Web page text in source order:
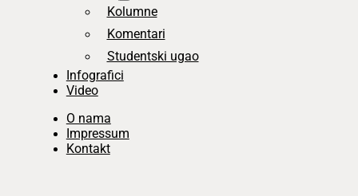
Kolumne
Komentari
Studentski ugao
Infografici
Video
O nama
Impressum
Kontakt